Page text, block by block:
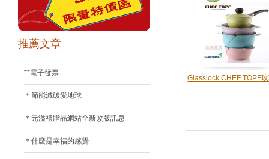
Glasslock CHEF TOPF
推薦文章
**電子發票
＊節能減碳愛地球
＊元溢禮贈品網站全新改版訊息
＊什麼是幸福的感覺